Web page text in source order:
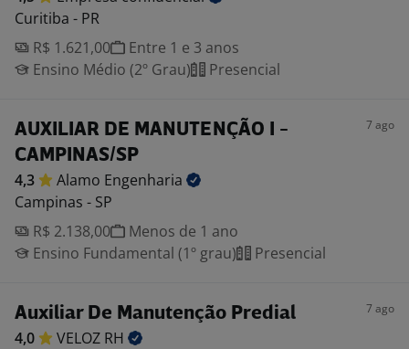
Curitiba - PR
R$ 1.621,00
Entre 1 e 3 anos
Ensino Médio (2º Grau)
Presencial
AUXILIAR DE MANUTENÇÃO I -
CAMPINAS/SP
7 ago
4,3 Alamo Engenharia
Campinas - SP
R$ 2.138,00
Menos de 1 ano
Ensino Fundamental (1º grau)
Presencial
Auxiliar De Manutenção Predial 7 ago
4,0 VELOZ RH